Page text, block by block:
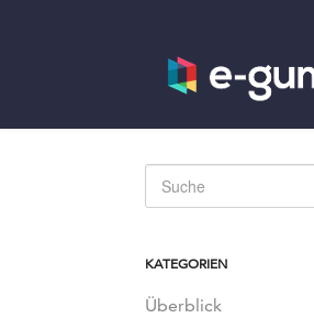
KATEGORIEN
Überblick